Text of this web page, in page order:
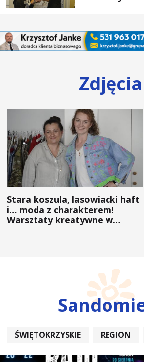
Zdjęcia
Stara koszula, lasowiacki haft
i… moda z charakterem!
Warsztaty kreatywne w
ŚWIĘTOKRZYSKIE REGION